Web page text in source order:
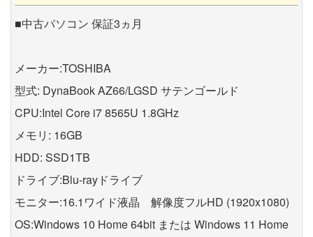
■中古パソコン 保証3ヵ月
メーカー:TOSHIBA
型式: DynaBook AZ66/LGSD サテンゴールド
CPU:Intel Core i7 8565U 1.8GHz
メモリ: 16GB
HDD: SSD1TB
ドライブ:Blu-rayドライブ
モニター:16.1ワイド液晶 解像度フルHD (1920x1080)
OS:Windows 10 Home 64bit または Windows 11 Home